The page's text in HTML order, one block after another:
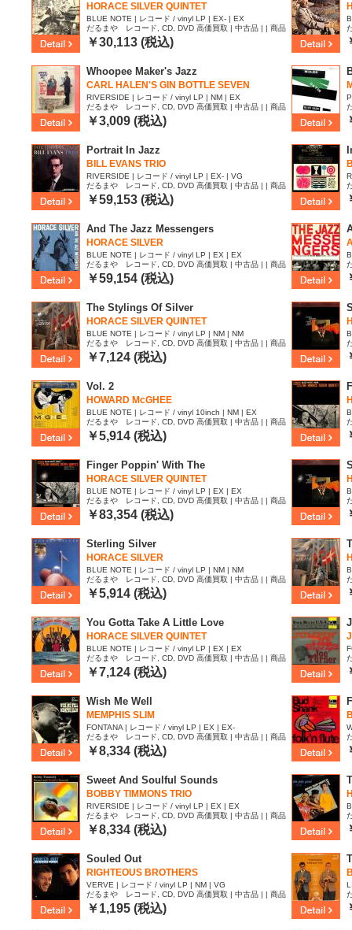
HORACE SILVER QUINTET
BLUE NOTE | レコード / vinyl LP | EX- | EX
だるまや レコード, CD, DVD 高価買取 | 中古品 | | 商品
ID:2634179
￥30,113 (税込)
Whoopee Maker's Jazz
CARL HALEN'S GIN BOTTLE SEVEN
RIVERSIDE | レコード / vinyl LP | NM | EX
だるまや レコード, CD, DVD 高価買取 | 中古品 | | 商品
ID:2604242
￥3,009 (税込)
Portrait In Jazz
BILL EVANS TRIO
RIVERSIDE | レコード / vinyl LP | EX- | VG
だるまや レコード, CD, DVD 高価買取 | 中古品 | | 商品
ID:2583713
￥59,153 (税込)
And The Jazz Messengers
HORACE SILVER
BLUE NOTE | レコード / vinyl LP | EX | EX
だるまや レコード, CD, DVD 高価買取 | 中古品 | | 商品
ID:2537380
￥59,154 (税込)
The Stylings Of Silver
HORACE SILVER QUINTET
BLUE NOTE | レコード / vinyl LP | NM | NM
だるまや レコード, CD, DVD 高価買取 | 中古品 | | 商品
ID:2503751
￥7,124 (税込)
Vol. 2
HOWARD McGHEE
BLUE NOTE | レコード / vinyl 10inch | NM | EX
だるまや レコード, CD, DVD 高価買取 | 中古品 | | 商品
ID:2434144
￥5,914 (税込)
Finger Poppin' With The
HORACE SILVER QUINTET
BLUE NOTE | レコード / vinyl LP | EX | EX
だるまや レコード, CD, DVD 高価買取 | 中古品 | | 商品
ID:2411764
￥83,354 (税込)
Sterling Silver
HORACE SILVER
BLUE NOTE | レコード / vinyl LP | NM | NM
だるまや レコード, CD, DVD 高価買取 | 中古品 | | 商品
ID:2408982
￥5,914 (税込)
You Gotta Take A Little Love
HORACE SILVER QUINTET
BLUE NOTE | レコード / vinyl LP | EX | EX
だるまや レコード, CD, DVD 高価買取 | 中古品 | | 商品
ID:2408438
￥7,124 (税込)
Wish Me Well
MEMPHIS SLIM
FONTANA | レコード / vinyl LP | EX | EX-
だるまや レコード, CD, DVD 高価買取 | 中古品 | | 商品
ID:2374318
￥8,334 (税込)
Sweet And Soulful Sounds
BOBBY TIMMONS TRIO
RIVERSIDE | レコード / vinyl LP | EX | EX
だるまや レコード, CD, DVD 高価買取 | 中古品 | | 商品
ID:2373559
￥8,334 (税込)
Souled Out
RIGHTEOUS BROTHERS
VERVE | レコード / vinyl LP | NM | VG
だるまや レコード, CD, DVD 高価買取 | 中古品 | | 商品
ID:2363514
￥1,195 (税込)